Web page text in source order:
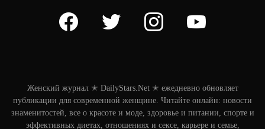
facebook twitter instagram youtube
Женский журнал ✭ DailyStars.Net ✭ ежедневно обновляет
публикации для современной женщине. Читайте онлайн: новости
знаменитостей, все о красоте и моде, здоровье и питании, спорте и
эффективных диетах, отношениях и сексе, карьере и семье,